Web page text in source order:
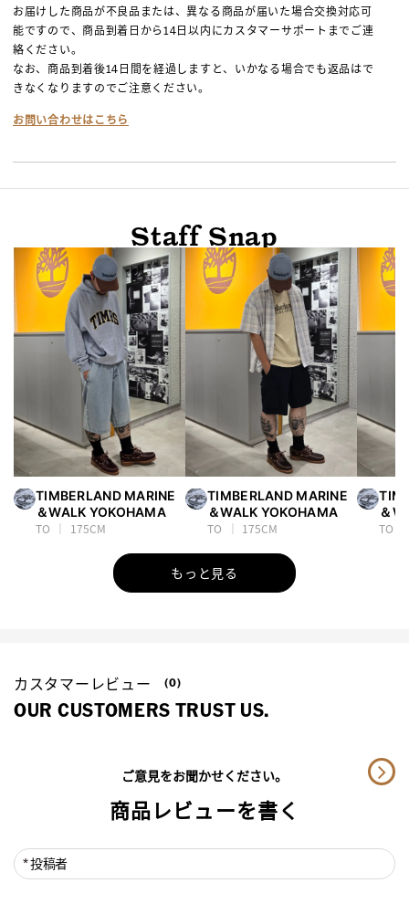
お届けした商品が不良品または、異なる商品が届いた場合交換対応可
能ですので、商品到着日から14日以内にカスタマーサポートまでご連
絡ください。
なお、商品到着後14日間を経過しますと、いかなる場合でも返品はで
きなくなりますのでご注意ください。
お問い合わせはこちら
Staff Snap
TIMBERLAND MARINE
＆WALK YOKOHAMA
TO
175CM
TIMBERLAND MARINE
＆WALK YOKOHAMA
TO
175CM
＆
TO
もっと見る
カスタマーレビュー (0)
OUR CUSTOMERS TRUST US.
ご意見をお聞かせください。
商品レビューを書く
投稿者